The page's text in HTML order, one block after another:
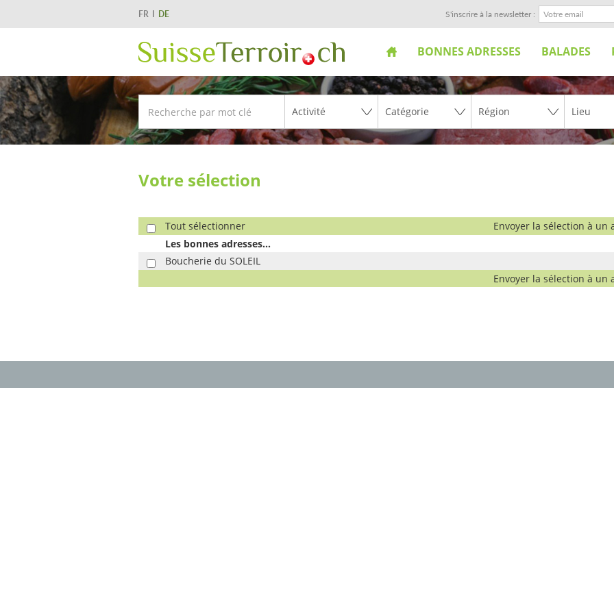
FR DE S'inscrire à la newsletter :
BONNES ADRESSES BALADES
Votre sélection
Tout sélectionner Envoyer la sélection à un
Les bonnes adresses...
Boucherie du SOLEIL
Envoyer la sélection à un